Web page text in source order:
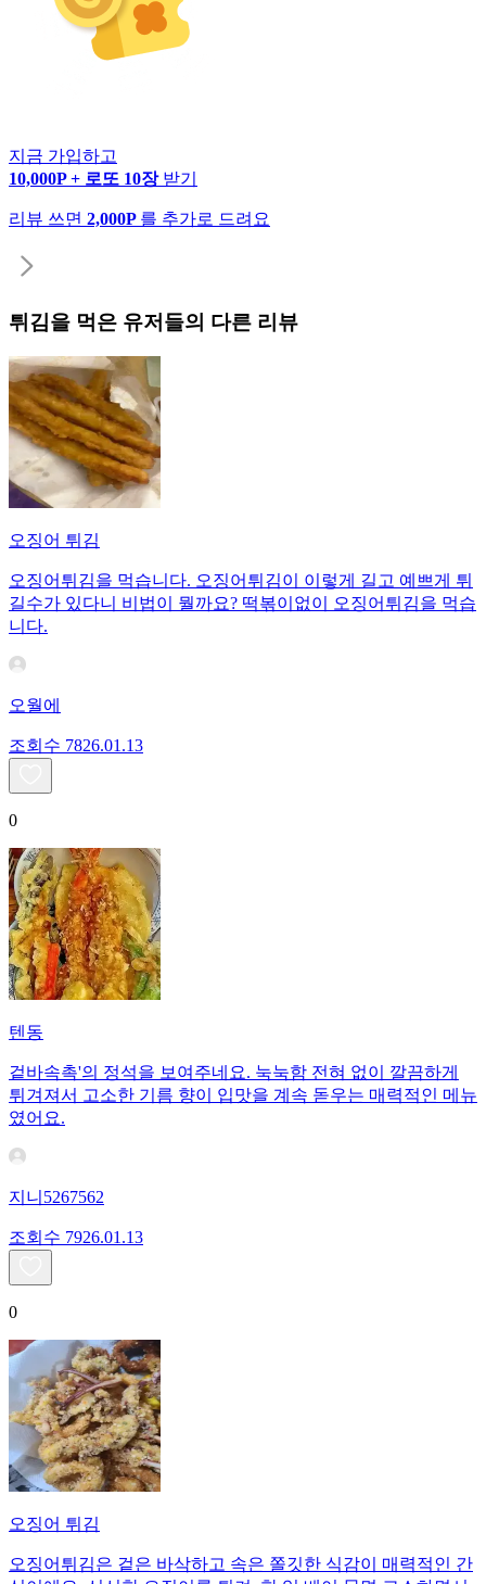
지금 가입하고
10,000P + 로또 10장 받기
리뷰 쓰면 2,000P 를 추가로 드려요
튀김을 먹은 유저들의 다른 리뷰
오징어 튀김
오징어튀김을 먹습니다. 오징어튀김이 이렇게 길고 예쁘게 튀
길수가 있다니 비법이 뭘까요? 떡볶이없이 오징어튀김을 먹습
니다.
오월에
조회수 7826.01.13
0
텐동
겉바속촉'의 정석을 보여주네요. 눅눅함 전혀 없이 깔끔하게
튀겨져서 고소한 기름 향이 입맛을 계속 돋우는 매력적인 메뉴
였어요.
지니5267562
조회수 7926.01.13
0
오징어 튀김
오징어튀김은 겉은 바삭하고 속은 쫄깃한 식감이 매력적인 간